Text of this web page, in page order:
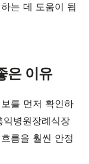
는 데 도움이 됩
은 이유
를 먼저 확인하
병원장례식장
름을 훨씬 안정